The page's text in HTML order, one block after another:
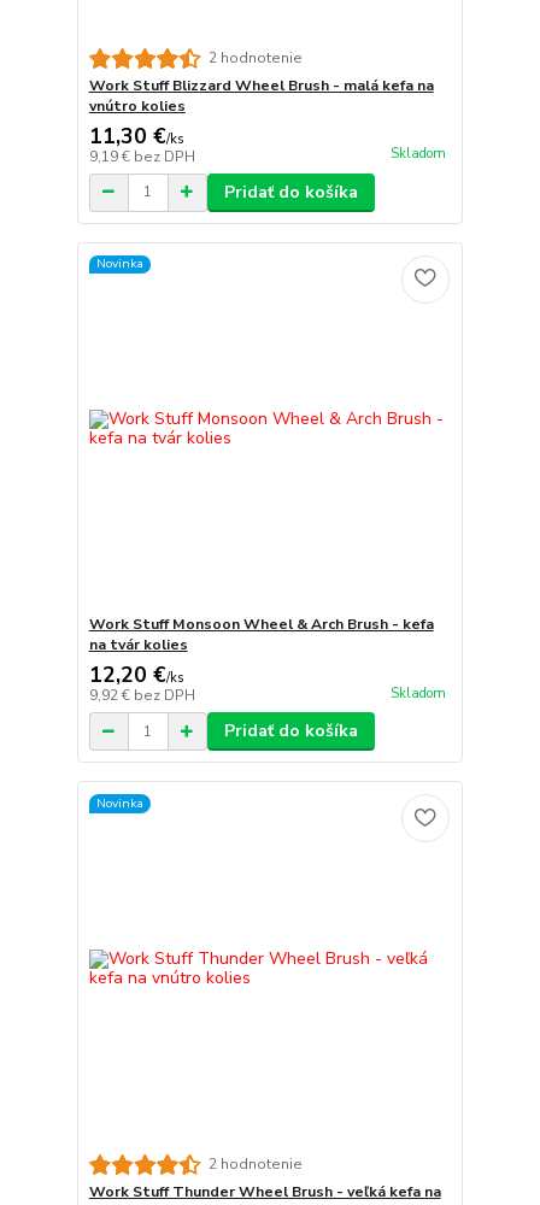
2 hodnotenie
Work Stuff Blizzard Wheel Brush - malá kefa na
vnútro kolies
11,30 €/ks
9,19 € bez DPH Skladom
Pridať do košíka
Novinka
Work Stuff Monsoon Wheel & Arch Brush - kefa
na tvár kolies
12,20 €/ks
9,92 € bez DPH Skladom
Pridať do košíka
Novinka
2 hodnotenie
Work Stuff Thunder Wheel Brush - veľká kefa na